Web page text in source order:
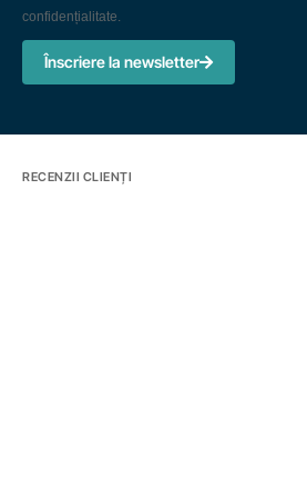
confidențialitate.
Înscriere la newsletter
RECENZII CLIENȚI